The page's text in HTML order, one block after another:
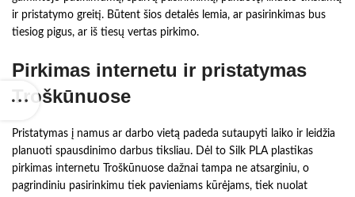
ir pristatymo greitį. Būtent šios detalės lemia, ar pasirinkimas bus
tiesiog pigus, ar iš tiesų vertas pirkimo.
Pirkimas internetu ir pristatymas
Troškūnuose
Pristatymas į namus ar darbo vietą padeda sutaupyti laiko ir leidžia
planuoti spausdinimo darbus tiksliau. Dėl to Silk PLA plastikas
pirkimas internetu Troškūnuose dažnai tampa ne atsarginiu, o
pagrindiniu pasirinkimu tiek pavieniams kūrėjams, tiek nuolat